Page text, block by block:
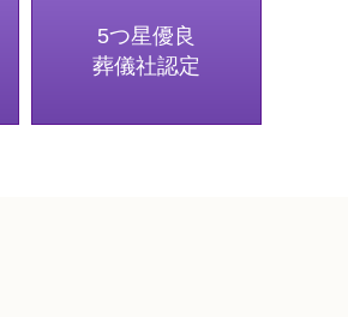
5つ星優良
葬儀社認定